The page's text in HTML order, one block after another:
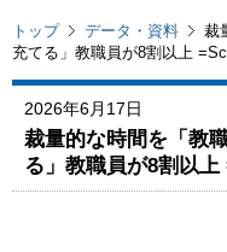
トップ データ・資料
裁
充てる」教職員が8割以上
2026年6月17日
裁量的な時間を「教
る」教職員が8割以